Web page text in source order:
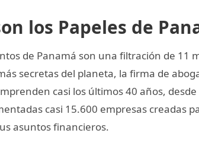
los Papeles de
de Panamá son una filtración de 11
secretas del planeta, la firma de
casi los últimos 40 años,
casi 15.600 empresas creadas
asuntos financieros.